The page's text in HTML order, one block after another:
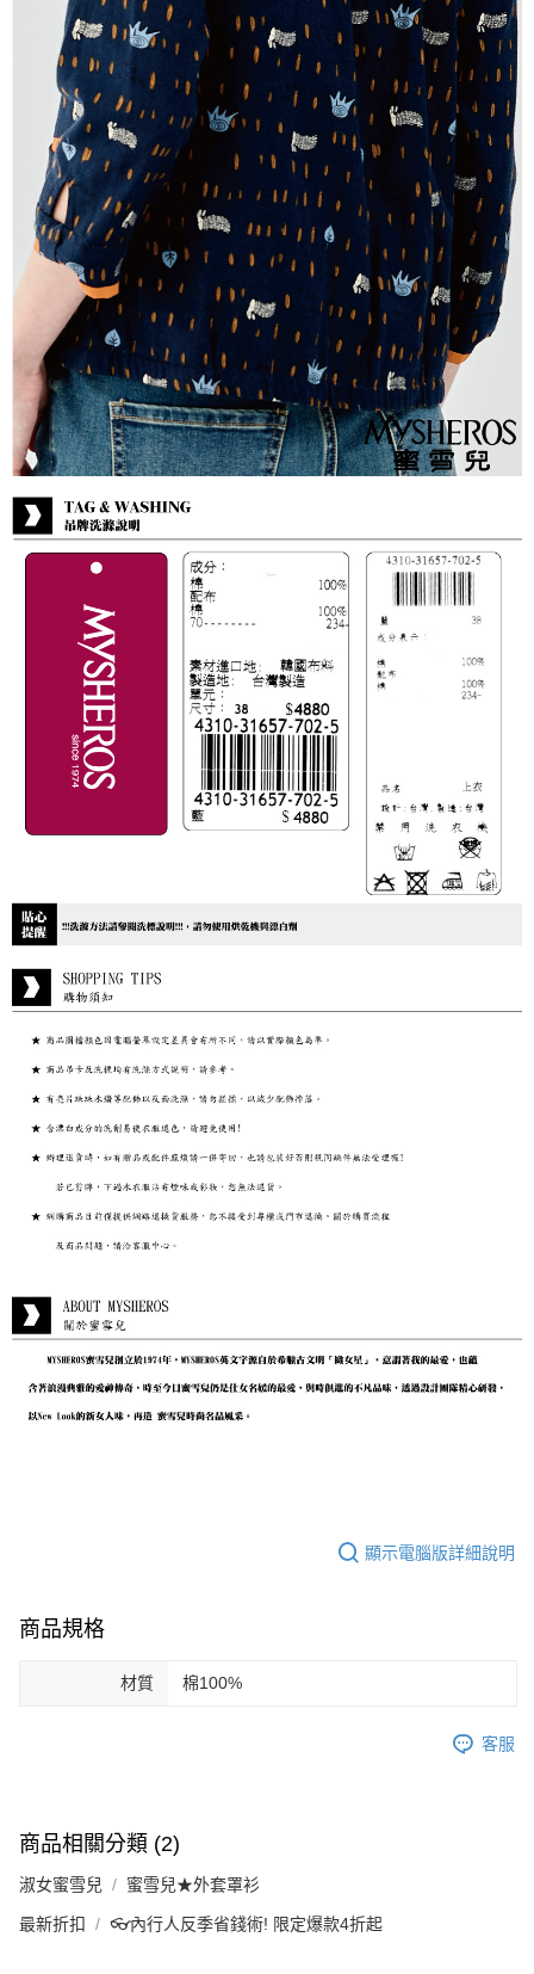
顯示電腦版詳細說明
商品規格
材質 棉100%
客服
商品相關分類 (2)
淑女蜜雪兒 蜜雪兒★外套罩衫
最新折扣 👓內行人反季省錢術! 限定爆款4折起